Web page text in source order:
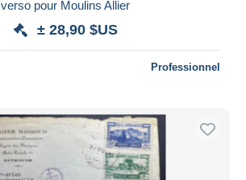
verso pour Moulins Allier
± 28,90 $US
Professionnel